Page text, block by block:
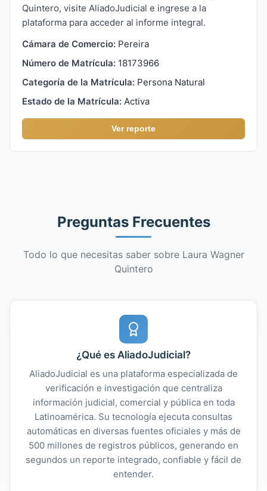
Quintero, visite AliadoJudicial e ingrese a la
plataforma para acceder al informe integral.
Cámara de Comercio: Pereira
Número de Matrícula: 18173966
Categoría de la Matrícula: Persona Natural
Estado de la Matrícula: Activa
Ver reporte
Preguntas Frecuentes
Todo lo que necesitas saber sobre Laura Wagner
Quintero
¿Qué es AliadoJudicial?
AliadoJudicial es una plataforma especializada de
verificación e investigación que centraliza
información judicial, comercial y pública en toda
Latinoamérica. Su tecnología ejecuta consultas
automáticas en diversas fuentes oficiales y más de
500 millones de registros públicos, generando en
segundos un reporte integrado, confiable y fácil de
entender.